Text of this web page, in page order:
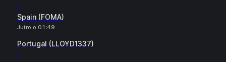
-
Spain (FOMA)
Jutro o 01:49
Portugal (LLOYD1337)
-